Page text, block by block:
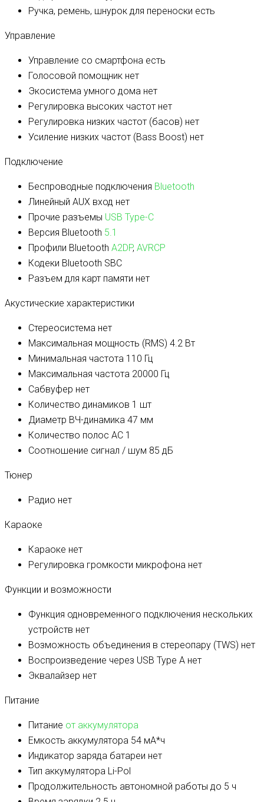
Ручка, ремень, шнурок для переноски есть
Управление
Управление со смартфона есть
Голосовой помощник нет
Экосистема умного дома нет
Регулировка высоких частот нет
Регулировка низких частот (басов) нет
Усиление низких частот (Bass Boost) нет
Подключение
Беспроводные подключения Bluetooth
Линейный AUX вход нет
Прочие разъемы USB Type-C
Версия Bluetooth 5.1
Профили Bluetooth A2DP, AVRCP
Кодеки Bluetooth SBC
Разъем для карт памяти нет
Акустические характеристики
Стереосистема нет
Максимальная мощность (RMS) 4.2 Вт
Минимальная частота 110 Гц
Максимальная частота 20000 Гц
Сабвуфер нет
Количество динамиков 1 шт
Диаметр ВЧ-динамика 47 мм
Количество полос AC 1
Соотношение сигнал / шум 85 дБ
Тюнер
Радио нет
Караоке
Караоке нет
Регулировка громкости микрофона нет
Функции и возможности
Функция одновременного подключения нескольких
устройств нет
Возможность объединения в стереопару (TWS) нет
Воспроизведение через USB Type A нет
Эквалайзер нет
Питание
Питание от аккумулятора
Емкость аккумулятора 54 мА*ч
Индикатор заряда батареи нет
Тип аккумулятора Li-Pol
Продолжительность автономной работы до 5 ч